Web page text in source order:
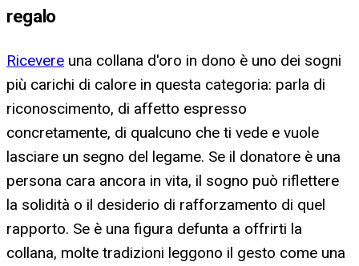
regalo
Ricevere una collana d'oro in dono è uno dei sogni
più carichi di calore in questa categoria: parla di
riconoscimento, di affetto espresso
concretamente, di qualcuno che ti vede e vuole
lasciare un segno del legame. Se il donatore è una
persona cara ancora in vita, il sogno può riflettere
la solidità o il desiderio di rafforzamento di quel
rapporto. Se è una figura defunta a offrirti la
collana, molte tradizioni leggono il gesto come una